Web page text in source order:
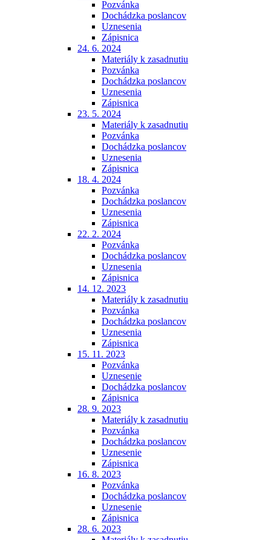
Pozvánka
Dochádzka poslancov
Uznesenia
Zápisnica
24. 6. 2024
Materiály k zasadnutiu
Pozvánka
Dochádzka poslancov
Uznesenia
Zápisnica
23. 5. 2024
Materiály k zasadnutiu
Pozvánka
Dochádzka poslancov
Uznesenia
Zápisnica
18. 4. 2024
Pozvánka
Dochádzka poslancov
Uznesenia
Zápisnica
22. 2. 2024
Pozvánka
Dochádzka poslancov
Uznesenia
Zápisnica
14. 12. 2023
Materiály k zasadnutiu
Pozvánka
Dochádzka poslancov
Uznesenia
Zápisnica
15. 11. 2023
Pozvánka
Uznesenie
Dochádzka poslancov
Zápisnica
28. 9. 2023
Materiály k zasadnutiu
Pozvánka
Dochádzka poslancov
Uznesenie
Zápisnica
16. 8. 2023
Pozvánka
Dochádzka poslancov
Uznesenie
Zápisnica
28. 6. 2023